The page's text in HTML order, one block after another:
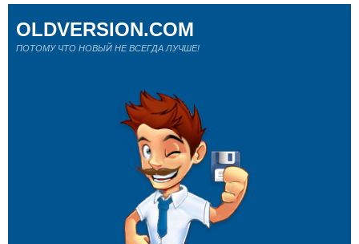
OLDVERSION.COM
ПОТОМУ ЧТО НОВЫЙ НЕ ВСЕГДА ЛУЧШЕ!